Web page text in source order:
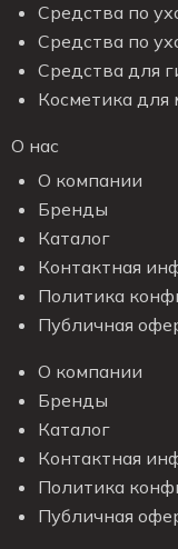
Средства по
Средства по
Средства для
Косметика для
О нас
О компании
Бренды
Каталог
Контактная
Политика
Публичная
О компании
Бренды
Каталог
Контактная
Политика
Публичная